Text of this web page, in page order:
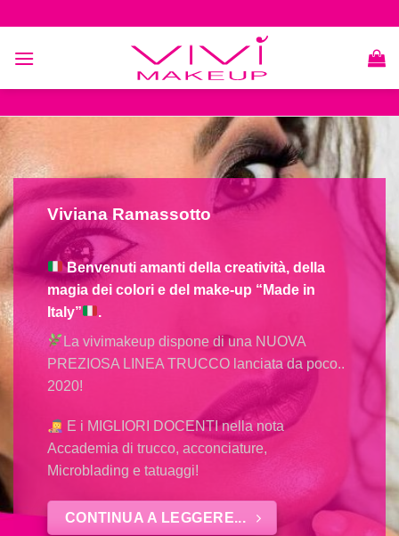
content
Viviana Ramassotto
Benvenuti amanti della creatività, della
magia dei colori e del make-up “Made in
Italy”
.
La vivimakeup dispone di una NUOVA
PREZIOSA LINEA TRUCCO lanciata da poco..
2020!
E i MIGLIORI DOCENTI nella nota
Accademia di trucco, acconciature,
Microblading e tatuaggi!
CONTINUA A LEGGERE...